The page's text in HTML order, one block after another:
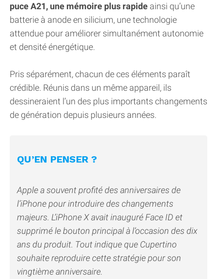
puce A21, une mémoire plus rapide ainsi qu’une
batterie à anode en silicium, une technologie
attendue pour améliorer simultanément autonomie
et densité énergétique.
Pris séparément, chacun de ces éléments paraît
crédible. Réunis dans un même appareil, ils
dessineraient l’un des plus importants changements
de génération depuis plusieurs années.
QU’EN PENSER ?
Apple a souvent profité des anniversaires de
l’iPhone pour introduire des changements
majeurs. L’iPhone X avait inauguré Face ID et
supprimé le bouton principal à l’occasion des dix
ans du produit. Tout indique que Cupertino
souhaite reproduire cette stratégie pour son
vingtième anniversaire.